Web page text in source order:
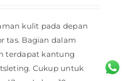
kulit pada depan
tas. Bagian dalam
terdapat kantung
Cukup untuk